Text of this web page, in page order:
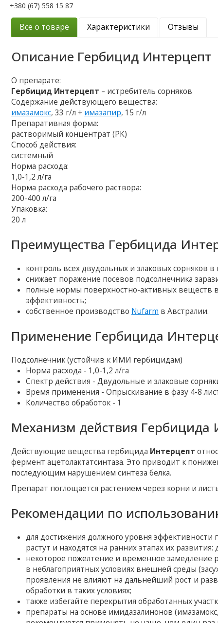
+380 (67) 558 15 87
Все о товаре Характеристики Отзывы
Описание Гербицид Интерцепт
О препарате:
Гербицид Интерцепт – истребитель сорняков
Содержание действующего вещества:
имазамокс, 33 г/л + имазапир, 15 г/л
Препаративная форма:
растворимый концентрат (РК)
Способ действия:
системный
Норма расхода:
1,0-1,2 л/га
Норма расхода рабочего раствора:
200-400 л/га
Упаковка:
20 л
Преимущества Гербицида
контроль всех двудольных и злаковых сорняков
снижает поражение посевов подсолнечника
полные нормы поверхностно-активных веществ
эффективность;
собственное производство Nufarm в Австралии.
Применение Гербицида
Подсолнечник (устойчив к ИМИ гербицидам)
Норма расхода - 1,0-1,2 л/га
Спектр действия - Двудольные и злаковые
Время применения - Опрыскивание в фазу 4-8
Количество обработок - 1
Механизм действия Гербицида
Действующие вещества гербицида Интерцепт
фермент ацетолактатсинтаза. Это приводит к
последующим нарушением синтеза белка.
Препарат поглощается растением через корни и
Рекомендации по
для достижения должного уровня эффективности
растут и находятся на ранних этапах их
некоторое пожелтение и временное замедление
в неблагоприятных условиях внешней среды
проявления не влияют на дальнейший рост и
обработки в таких условиях;
также избегайте перекрытия обработанных
препараты на основе имидазалинонов